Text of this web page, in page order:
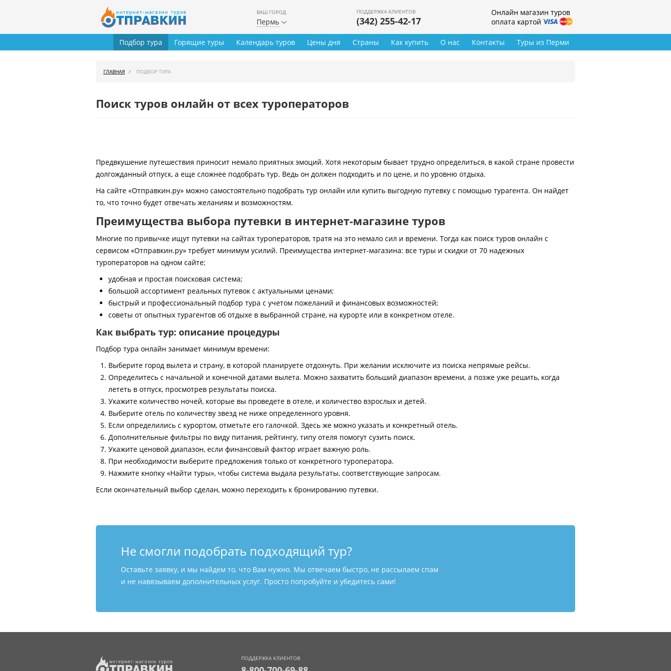
ВАШ ГОРОД
Пермь
ПОДДЕРЖКА КЛИЕНТОВ
(342) 255-42-17
Онлайн магазин туров
оплата картой
Туры из Перми
Подбор тура Горящие туры Календарь туров Цены дня Страны Как купить О нас Контакты
ГЛАВНАЯ ПОДБОР ТУРА
Поиск туров онлайн от всех туроператоров
Предвкушение путешествия приносит немало приятных эмоций. Хотя некоторым бывает трудно определиться, в какой стране провести
долгожданный отпуск, а еще сложнее подобрать тур. Ведь он должен подходить и по цене, и по уровню отдыха.
На сайте «Отправкин.ру» можно самостоятельно подобрать тур онлайн или купить выгодную путевку с помощью турагента. Он найдет
то, что точно будет отвечать желаниям и возможностям.
Преимущества выбора путевки в интернет-магазине туров
Многие по привычке ищут путевки на сайтах туроператоров, тратя на это немало сил и времени. Тогда как поиск туров онлайн с
сервисом «Отправкин.ру» требует минимум усилий. Преимущества интернет-магазина: все туры и скидки от 70 надежных
туроператоров на одном сайте;
удобная и простая поисковая система;
большой ассортимент реальных путевок с актуальными ценами;
быстрый и профессиональный подбор тура с учетом пожеланий и финансовых возможностей;
советы от опытных турагентов об отдыхе в выбранной стране, на курорте или в конкретном отеле.
Как выбрать тур: описание процедуры
Подбор тура онлайн занимает минимум времени:
Выберите город вылета и страну, в которой планируете отдохнуть. При желании исключите из поиска непрямые рейсы.
Определитесь с начальной и конечной датами вылета. Можно захватить больший диапазон времени, а позже уже решить, когда
лететь в отпуск, просмотрев результаты поиска.
Укажите количество ночей, которые вы проведете в отеле, и количество взрослых и детей.
Выберите отель по количеству звезд не ниже определенного уровня.
Если определились с курортом, отметьте его галочкой. Здесь же можно указать и конкретный отель.
Дополнительные фильтры по виду питания, рейтингу, типу отеля помогут сузить поиск.
Укажите ценовой диапазон, если финансовый фактор играет важную роль.
При необходимости выберите предложения только от конкретного туроператора.
Нажмите кнопку «Найти туры», чтобы система выдала результаты, соответствующие запросам.
Если окончательный выбор сделан, можно переходить к бронированию путевки.
Не смогли подобрать подходящий тур?
Оставьте заявку, и мы найдем то, что Вам нужно. Мы отвечаем быстро, не рассылаем спам
и не навязываем дополнительных услуг. Просто попробуйте и убедитесь сами!
ПОДДЕРЖКА КЛИЕНТОВ